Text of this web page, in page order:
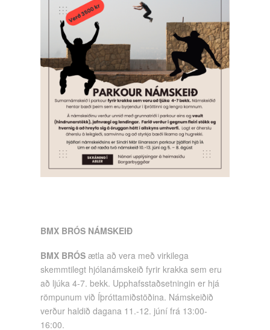
BMX BRÓS NÁMSKEIÐ
BMX BRÓS ætla að vera með virkilega
skemmtilegt hjólanámskeið fyrir krakka sem eru
að ljúka 4-7. bekk. Upphafsstaðsetningin er hjá
römpunum við Íþróttamiðstöðina. Námskeiðið
verður haldið dagana 11.-12. júní frá 13:00-
16:00.